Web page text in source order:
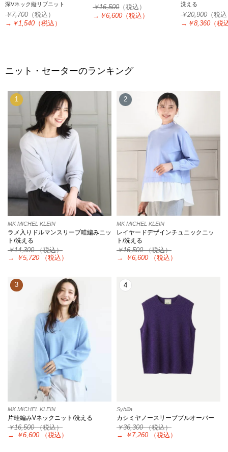
深Vネック縦リブニット
￥7,700 （税込）
→ ￥1,540 （税込）
￥16,500（税込）
→ ￥6,600 （税込）
洗える
￥20,900（税
→ ￥8,360（税
ニット・セーターのランキング
1
MK MICHEL KLEIN
ラメ入りドルマンスリーブ畦編みニッ
ト/洗える
￥14,300（税込）
→
￥5,720 （税込）
2
MK MICHEL KLEIN
レイヤードデザインチュニックニッ
ト/洗える
￥16,500（税込）
→
￥6,600 （税込）
3
MK MICHEL KLEIN
片畦編みVネックニット/洗える
￥16,500（税込）
→
￥6,600 （税込）
4
Sybilla
カシミヤノースリーブプルオーバー
￥36,300（税込）
→
￥7,260 （税込）